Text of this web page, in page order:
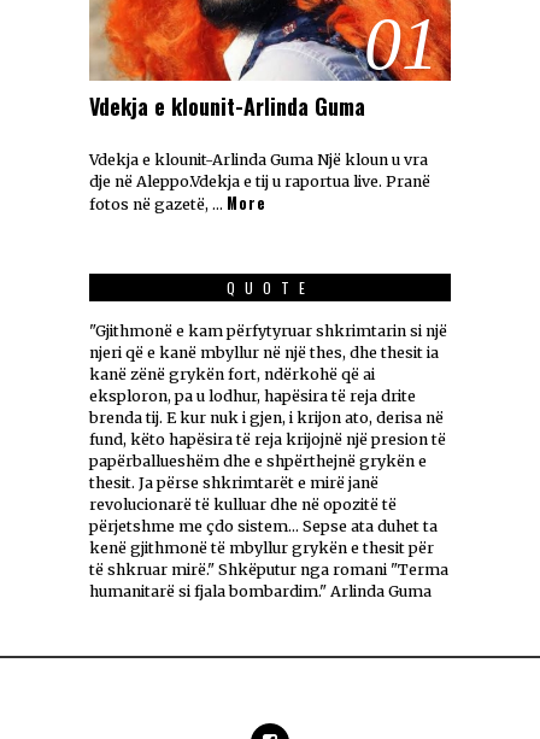
01
Vdekja e klounit-Arlinda Guma
Vdekja e klounit-Arlinda Guma Një kloun u vra
dje në Aleppo.Vdekja e tij u raportua live. Pranë
fotos në gazetë, … More
QUOTE
"Gjithmonë e kam përfytyruar shkrimtarin si një
njeri që e kanë mbyllur në një thes, dhe thesit ia
kanë zënë grykën fort, ndërkohë që ai
eksploron, pa u lodhur, hapësira të reja drite
brenda tij. E kur nuk i gjen, i krijon ato, derisa në
fund, këto hapësira të reja krijojnë një presion të
papërballueshëm dhe e shpërthejnë grykën e
thesit. Ja përse shkrimtarët e mirë janë
revolucionarë të kulluar dhe në opozitë të
përjetshme me çdo sistem... Sepse ata duhet ta
kenë gjithmonë të mbyllur grykën e thesit për
të shkruar mirë." Shkëputur nga romani "Terma
humanitarë si fjala bombardim." Arlinda Guma